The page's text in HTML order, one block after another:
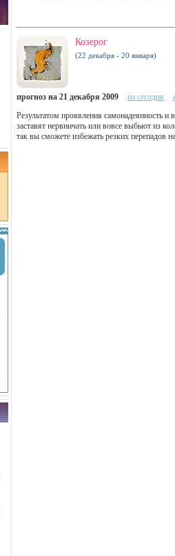
Козерог
(22 декабря - 20 января)
прогноз на 21 декабря 2009 на сегодня
Результатом проявления самонадеянность
заставят нервничать или вовсе выбьют из
так вы сможете избежать резких перепадов